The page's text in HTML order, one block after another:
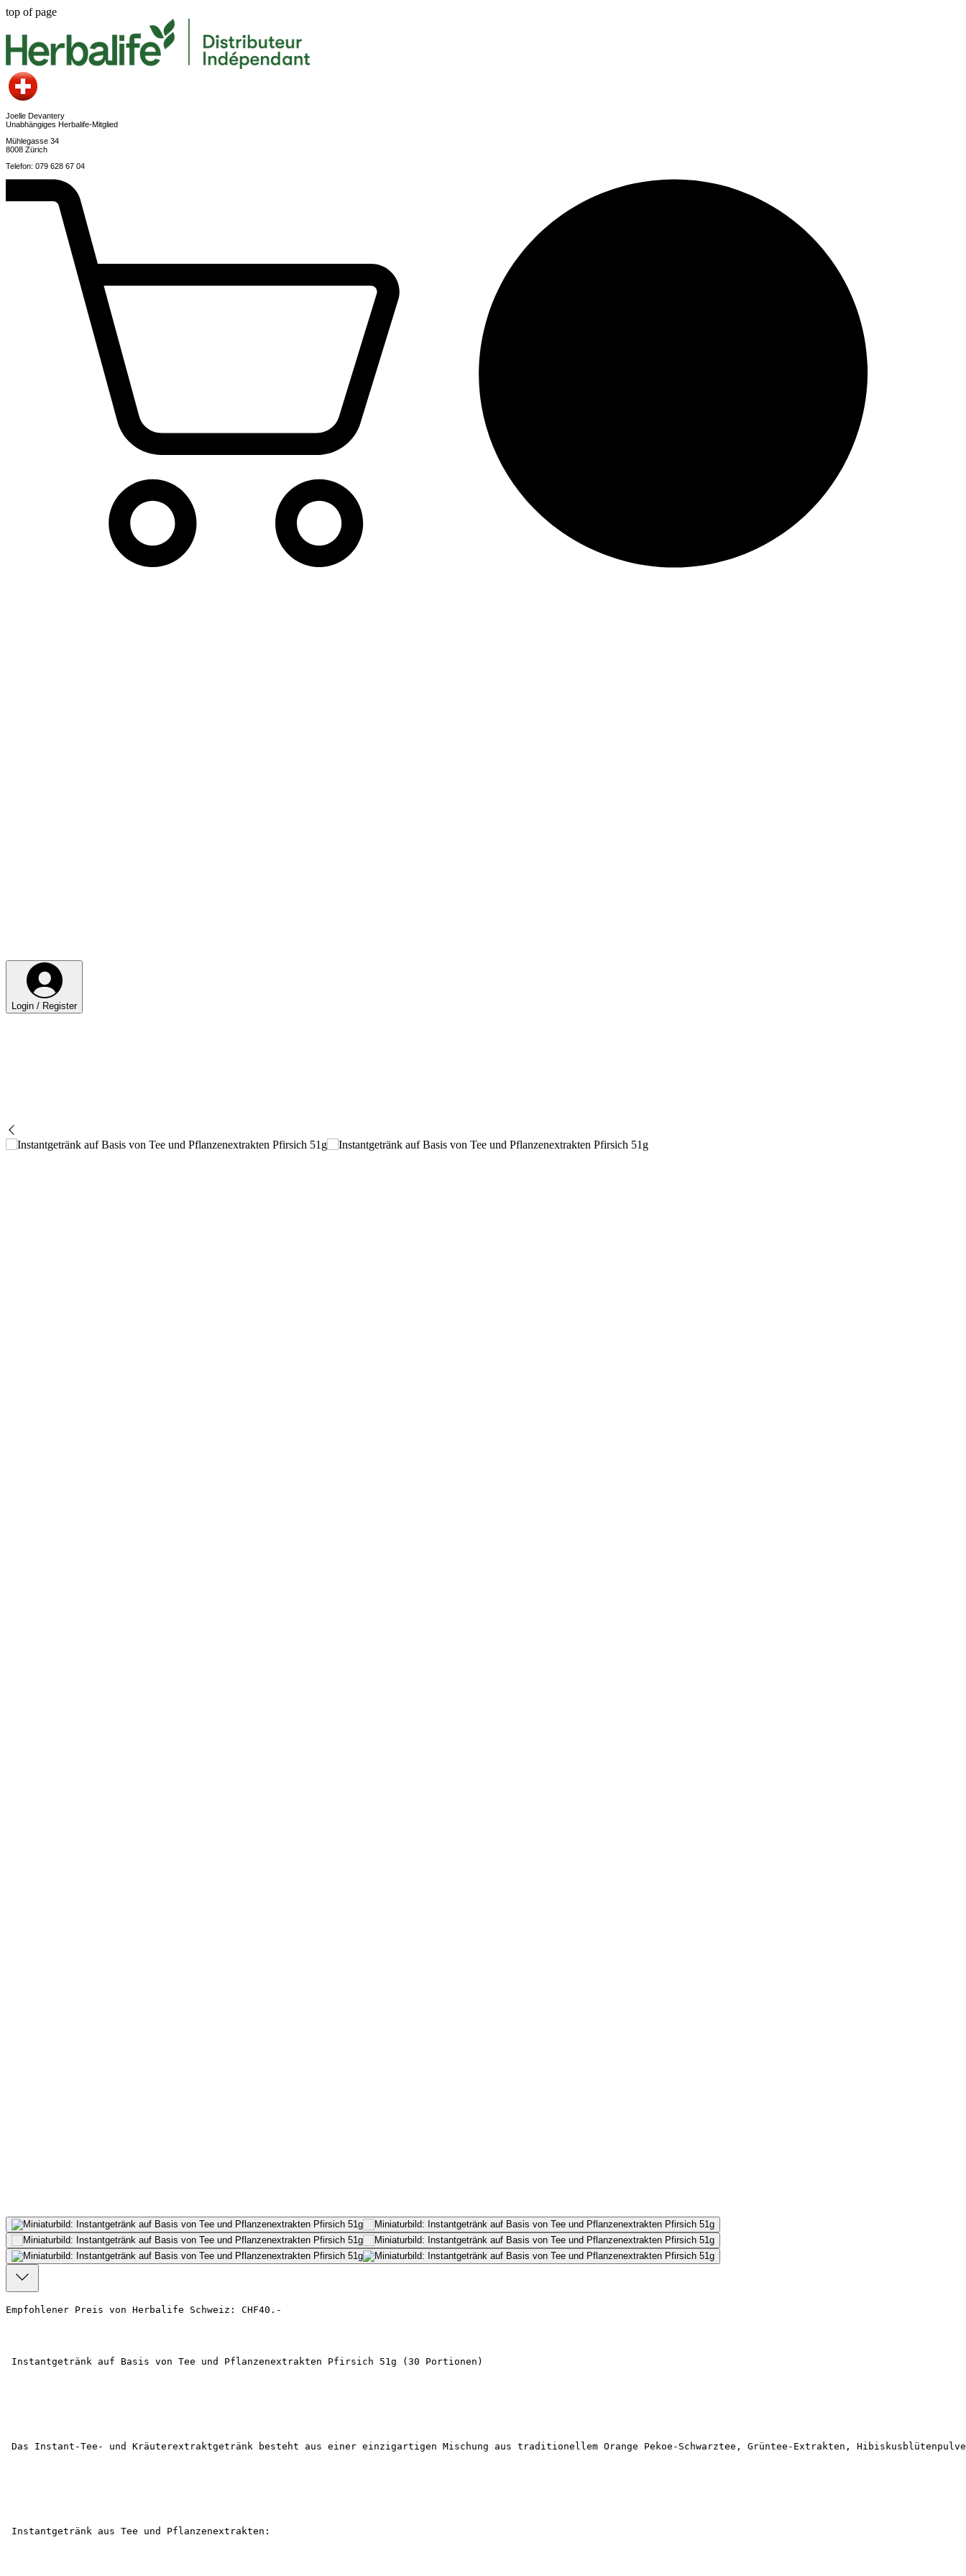
top of page
Joelle Devantery
Unabhängiges Herbalife-Mitglied
Mühlegasse 34
8008 Zürich
Telefon: 079 628 67 04
Login / Register
Empfohlener Preis von Herbalife Schweiz: CHF40.-
Instantgetränk auf Basis von Tee und Pflanzenextrakten Pfirsich 51g (30 Portionen)
Das Instant-Tee- und Kräuterextraktgetränk besteht aus einer einzigartigen Mischung aus traditionellem Orange Pekoe-Schwarztee, Grüntee-Extrakten,
Instantgetränk aus Tee und Pflanzenextrakten: